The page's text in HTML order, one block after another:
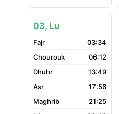
03, Lu
03:34
06:12
13:49
17:56
21:25